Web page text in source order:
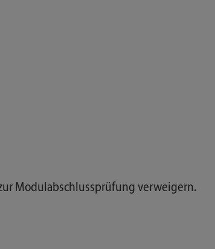
Modulabschlussprüfung verweigern.